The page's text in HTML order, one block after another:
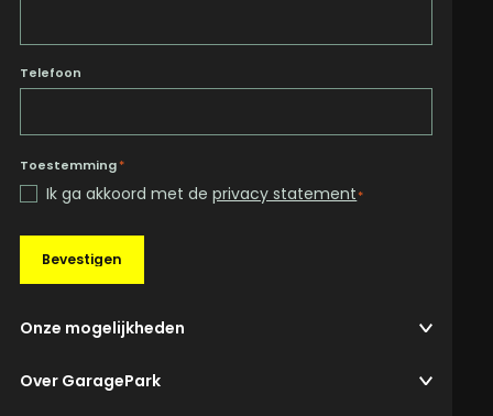
Telefoon
Toestemming*
Ik ga akkoord met deprivacy statement*
Bevestigen
Onze mogelijkheden
Over GaragePark